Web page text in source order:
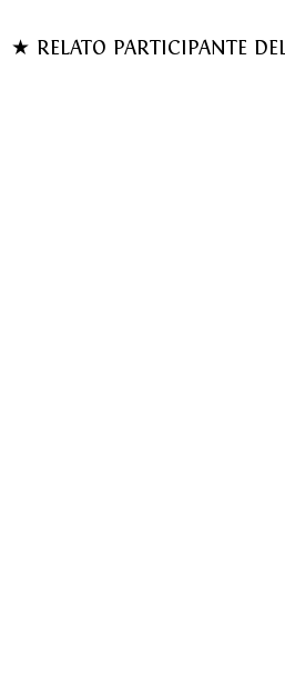
★ RELATO PARTICIPANTE